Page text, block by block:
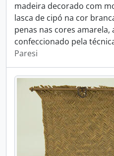
madeira decorado com
lasca de cipó na cor
penas nas cores
confeccionado pela
Paresi